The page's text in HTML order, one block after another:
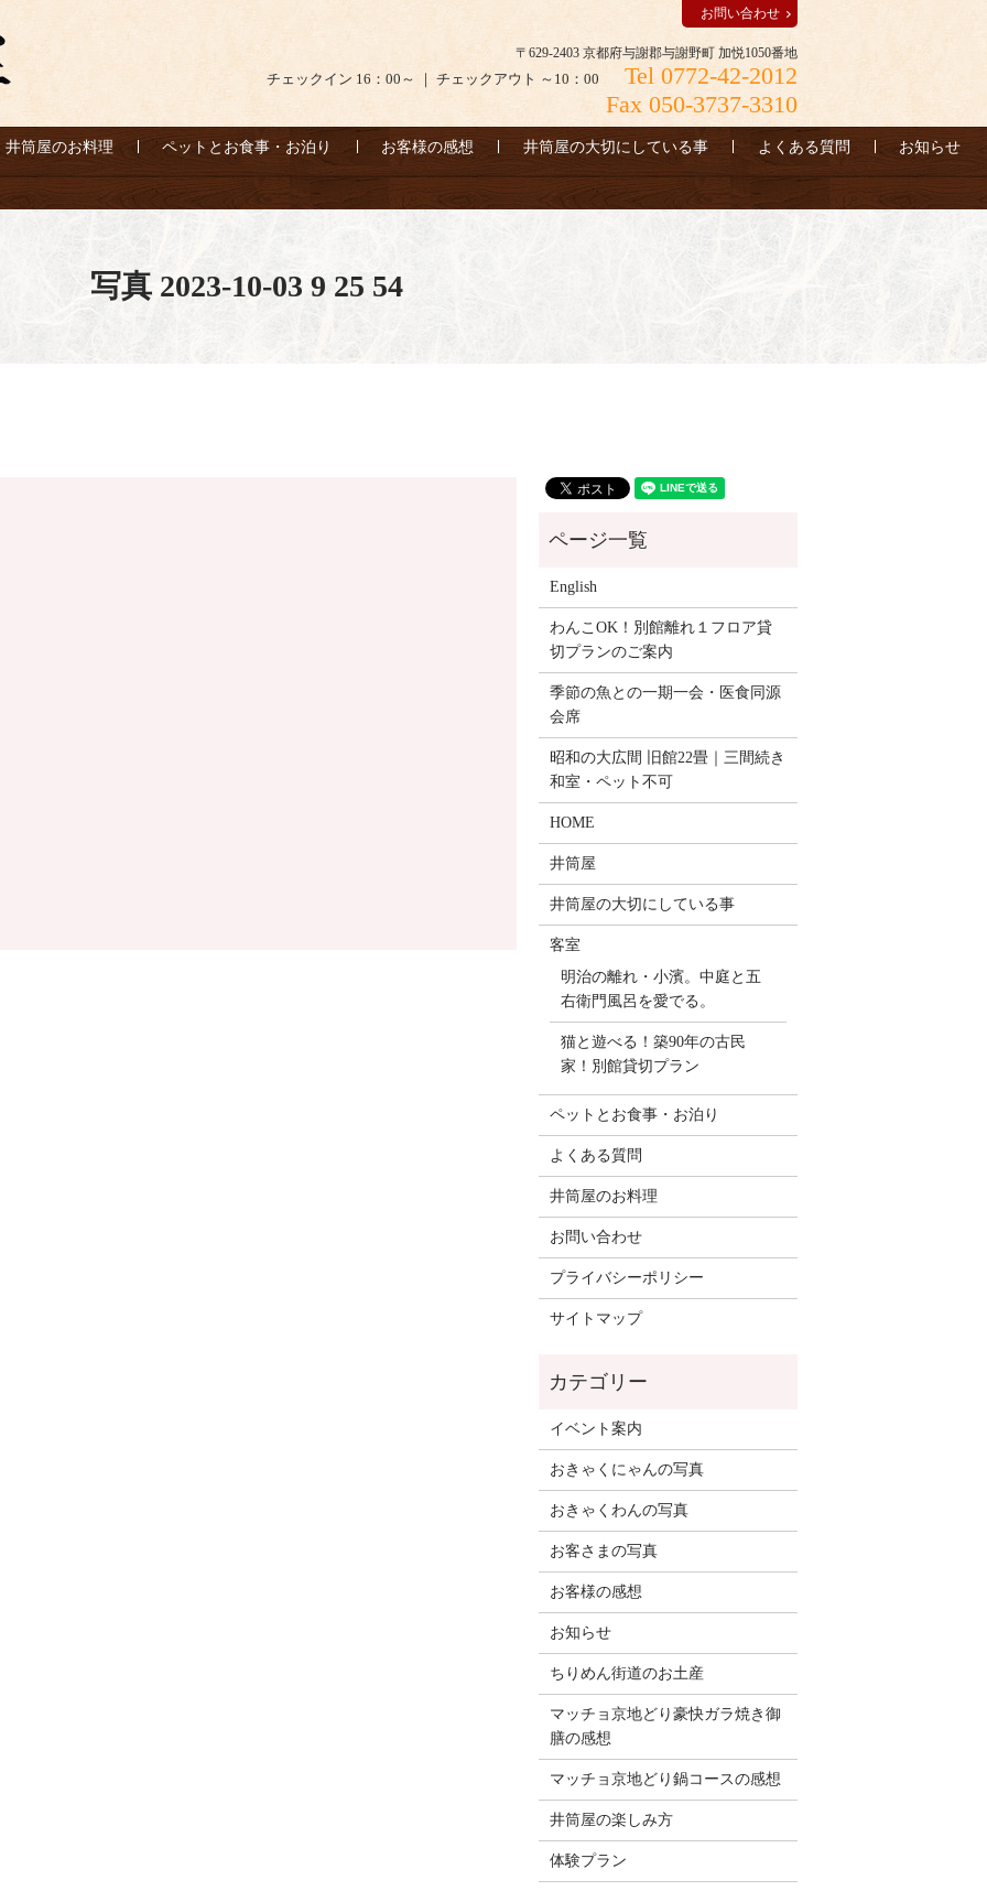
〒629-2403 京都府与謝郡与謝野町 加悦1050番地
チェックイン 16：00～ ｜ チェックアウト ～10：00
Tel 0772-42-2012
Fax 050-3737-3310
お問い合わせ
井筒屋のお料理 ペットとお食事・お泊り お客様の感想 井筒屋の大切にしている事 よくある質問 お知らせ
写真 2023-10-03 9 25 54
English
わんこOK！別館離れ１フロア貸
切プランのご案内
季節の魚との一期一会・医食同源
会席
昭和の大広間 旧館22畳｜三間続き
和室・ペット不可
HOME
井筒屋
井筒屋の大切にしている事
客室
明治の離れ・小濱。中庭と五
右衛門風呂を愛でる。
猫と遊べる！築90年の古民
家！別館貸切プラン
ペットとお食事・お泊り
よくある質問
井筒屋のお料理
お問い合わせ
プライバシーポリシー
サイトマップ
イベント案内
おきゃくにゃんの写真
おきゃくわんの写真
お客さまの写真
お客様の感想
お知らせ
ちりめん街道のお土産
マッチョ京地どり豪快ガラ焼き御
膳の感想
マッチョ京地どり鍋コースの感想
井筒屋の楽しみ方
体験プラン